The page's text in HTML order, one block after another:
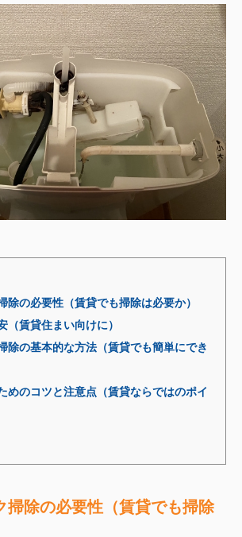
除の必要性（賃貸でも掃除は必要か）
（賃貸住まい向けに）
除の基本的な方法（賃貸でも簡単にでき
めのコツと注意点（賃貸ならではのポイ
掃除の必要性（賃貸でも掃除